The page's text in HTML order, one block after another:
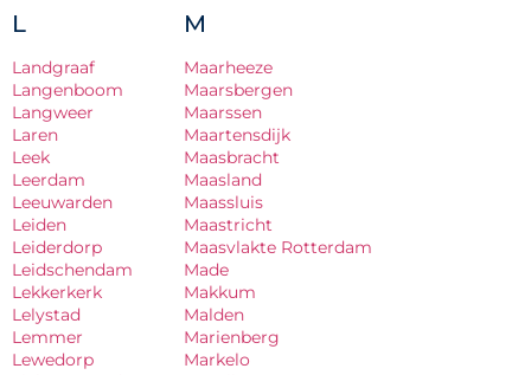
L
Landgraaf
Langenboom
Langweer
Laren
Leek
Leerdam
Leeuwarden
Leiden
Leiderdorp
Leidschendam
Lekkerkerk
Lelystad
Lemmer
Lewedorp
M
Maarheeze
Maarsbergen
Maarssen
Maartensdijk
Maasbracht
Maasland
Maassluis
Maastricht
Maasvlakte Rotterdam
Made
Makkum
Malden
Marienberg
Markelo